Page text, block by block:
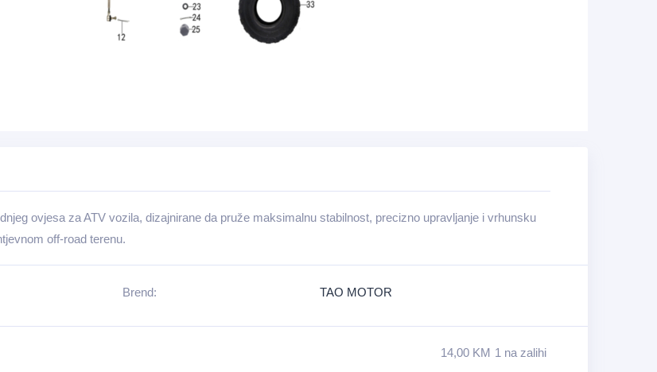
ovjesa za ATV vozila, dizajnirane da pruže maksimalnu stabilnost, precizno upravljanje i vrhunsku
off-road terenu.
Brend: TAO MOTOR
14,00 KM 1 na zalihi